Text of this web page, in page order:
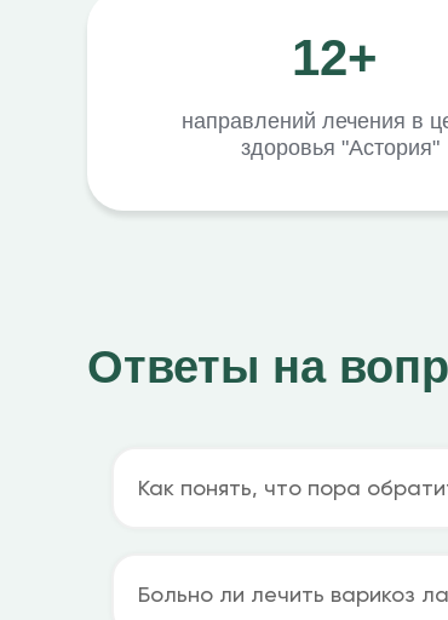
12+
направлений лечения в
здоровья "Астория"
Ответы на
Как понять, что пора
Больно ли лечить варикоз